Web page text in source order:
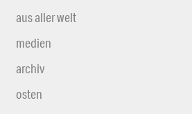
aus aller welt
medien
archiv
osten